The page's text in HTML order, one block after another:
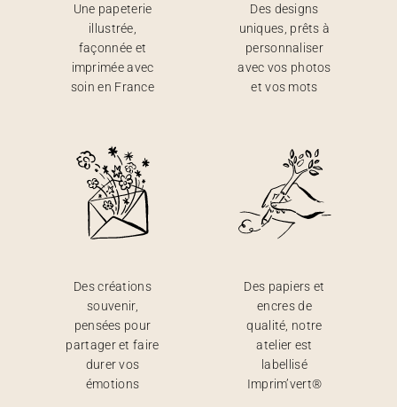
Une papeterie
illustrée,
façonnée et
imprimée avec
soin en France
Des designs
uniques, prêts à
personnaliser
avec vos photos
et vos mots
Des créations
souvenir,
pensées pour
partager et faire
durer vos
émotions
Des papiers et
encres de
qualité, notre
atelier est
labellisé
Imprim’vert®